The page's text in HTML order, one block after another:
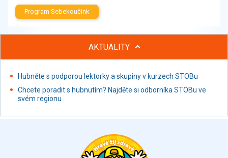
Sušené směsi
Polotovary, hotové pokrmy
Proteinové výrobky, doplňky stravy
Nápoje alkoholické
Restaurace, jídelny, hotová jídla
Fastfood
Studená kuchyně, lahůdkářské výrobky
Program Sebekoučink
AKTUALITY
Hubněte s podporou lektorky a skupiny v kurzech STOBu
Chcete poradit s hubnutím? Najděte si odborníka STOBu ve
svém regionu